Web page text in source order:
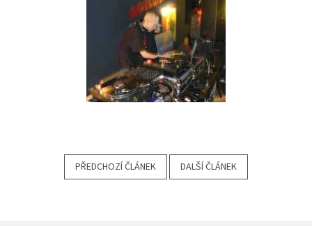
PŘEDCHOZÍ ČLÁNEK DALŠÍ ČLÁNEK